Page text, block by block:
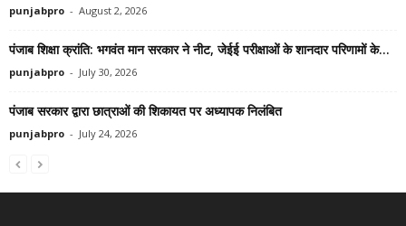
punjabpro - August 2, 2026
पंजाब शिक्षा क्रांति: भगवंत मान सरकार ने नीट, जेईई परीक्षाओं के शानदार परिणामों के...
punjabpro - July 30, 2026
पंजाब सरकार द्वारा छात्राओं की शिकायत पर अध्यापक निलंबित
punjabpro - July 24, 2026